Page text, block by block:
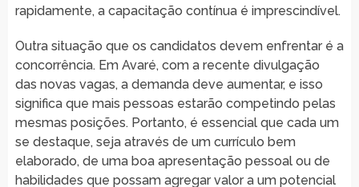
rapidamente, a capacitação contínua é imprescindível.
Outra situação que os candidatos devem enfrentar é a
concorrência. Em Avaré, com a recente divulgação
das novas vagas, a demanda deve aumentar, e isso
significa que mais pessoas estarão competindo pelas
mesmas posições. Portanto, é essencial que cada um
se destaque, seja através de um currículo bem
elaborado, de uma boa apresentação pessoal ou de
habilidades que possam agregar valor a um potencial